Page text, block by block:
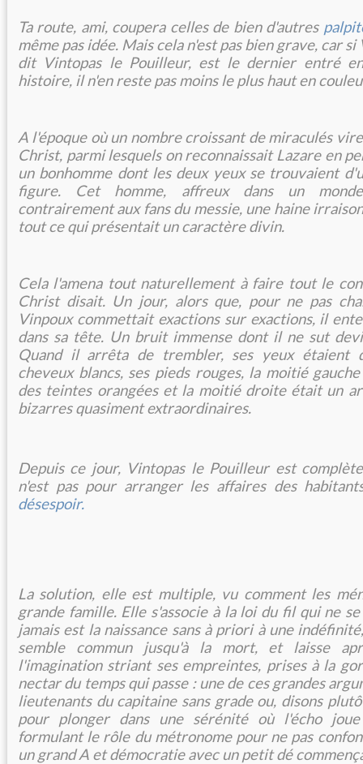
Ta route, ami, coupera celles de bien d'autres
même pas idée. Mais cela n'est pas bien grave, car
dit Vintopas le Pouilleur, est le dernier entré
histoire, il n'en reste pas moins le plus haut en
A l'époque où un nombre croissant de miraculés
Christ, parmi lesquels on reconnaissait Lazare en
un bonhomme dont les deux yeux se trouvaient
figure. Cet homme, affreux dans un
contrairement aux fans du messie, une haine
tout ce qui présentait un caractère divin.
Cela l'amena tout naturellement à faire tout le
Christ disait. Un jour, alors que, pour ne pas
Vinpoux commettait exactions sur exactions, il
dans sa tête. Un bruit immense dont il ne sut
Quand il arrêta de trembler, ses yeux étaient
cheveux blancs, ses pieds rouges, la moitié
des teintes orangées et la moitié droite était un
bizarres quasiment extraordinaires.
Depuis ce jour, Vintopas le Pouilleur est
n'est pas pour arranger les affaires des
désespoir.
La solution, elle est multiple, vu comment les
grande famille. Elle s'associe à la loi du fil qui ne
jamais est la naissance sans à priori à une
semble commun jusqu'à la mort, et laisse
l'imagination striant ses empreintes, prises à la
nectar du temps qui passe : une de ces grandes
lieutenants du capitaine sans grade ou, disons
pour plonger dans une sérénité où l'écho joue
formulant le rôle du métronome pour ne pas
un grand A et démocratie avec un petit dé